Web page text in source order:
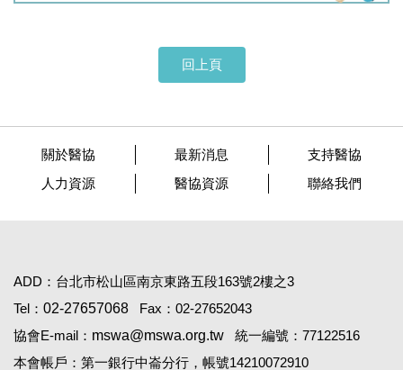
回上頁
關於醫協 最新消息
支持醫協
人力資源
醫協資源 聯絡我們
ADD：台北市松山區南京東路五段163號2樓之3
Tel： 02-27657068
Fax：02-27652043
協會E-mail： mswa@mswa.org.tw
統一編號：77122516
本會帳戶：第一銀行中崙分行，帳號14210072910